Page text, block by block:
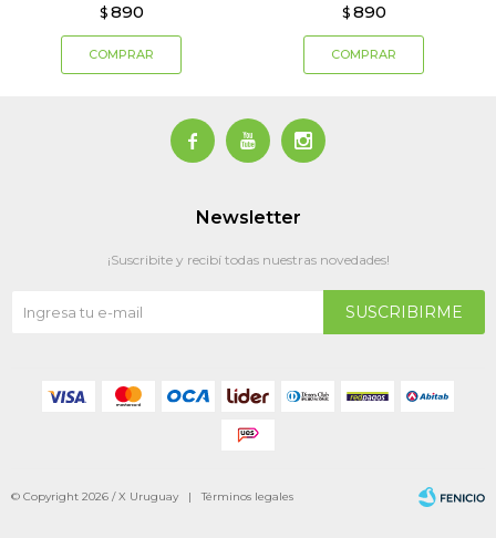
$ 890 $ 890
  
Newsletter
¡Suscribite y recibí todas nuestras novedades!
SUSCRIBIRME
© Copyright 2026 / X Uruguay |Términos legales